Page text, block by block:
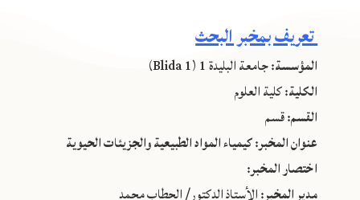
تعريف بمخبر البحث
المؤسسة:جامعة البليدة 1 (Blida 1)
الكلية:كلية العلوم
القسم:قسم
عنوان المخبر: كيمياء المواد الطبيعية والجزيئات الحيوية
اختصار المخبر:
مدير المخبر:الأستاذ الدكتور/ الحطاب محمد